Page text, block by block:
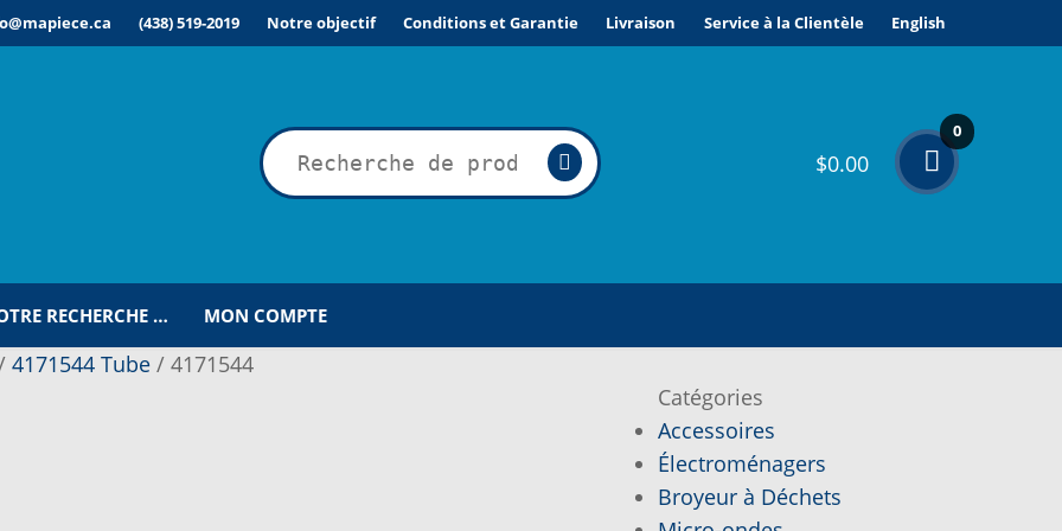
(438) 519-2019 Notre objectif Conditions et Garantie Livraison Service à la Clientèle English
$0.00
0
élé
RECHERCHE … MON COMPTE
POUR UNE RECHERCHE PERSONNALISÉE…
JOINDRE LE SERVICE À LA CLIENTÈLE
POUR QUEL TYPE D’APPAREIL ?
4171544 Tube/ 4171544
Catégories
Accessoires
Électroménagers
Broyeur à Déchets